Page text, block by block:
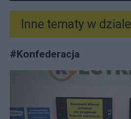
Inne tematy w dziale
#Konfederacja